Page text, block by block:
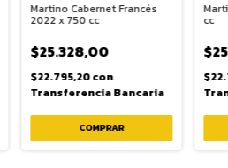
Martino Cabernet Francés
2022 x 750 cc
$25.328,00
$22.795,20con
Transferencia Bancaria
cc